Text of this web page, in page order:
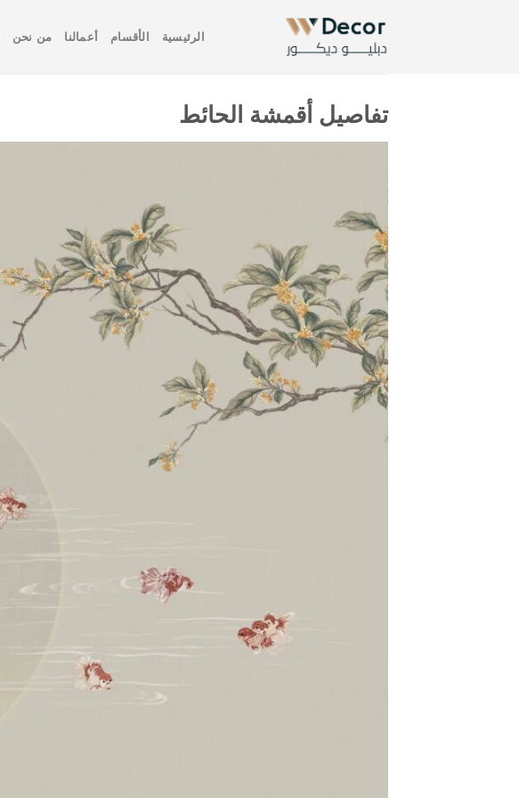
الرئيسية الأقسام أعمالنا من نحن
تفاصيل أقمشة الحائط